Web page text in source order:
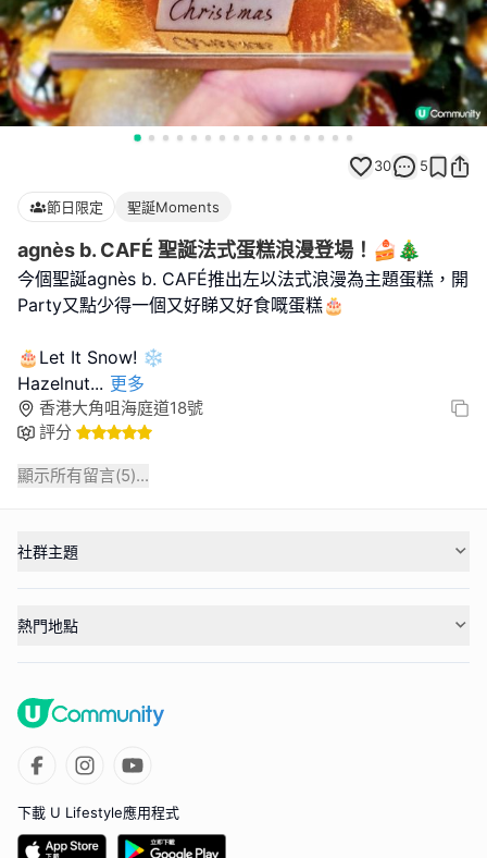
30 5
節日限定 聖誕Moments
agnès b. CAFÉ 聖誕法式蛋糕浪漫登場！🍰🎄
今個聖誕agnès b. CAFÉ推出左以法式浪漫為主題蛋糕，開
Party又點少得一個又好睇又好食嘅蛋糕🎂
🎂Let It Snow! ❄️
Hazelnut... 更多
香港大角咀海庭道18號
評分
顯示所有留言(5)...
社群主題
熱門地點
下載 U Lifestyle應用程式